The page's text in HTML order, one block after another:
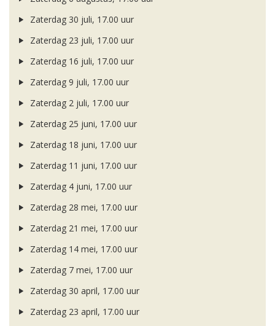
Zaterdag 30 juli, 17.00 uur
Zaterdag 23 juli, 17.00 uur
Zaterdag 16 juli, 17.00 uur
Zaterdag 9 juli, 17.00 uur
Zaterdag 2 juli, 17.00 uur
Zaterdag 25 juni, 17.00 uur
Zaterdag 18 juni, 17.00 uur
Zaterdag 11 juni, 17.00 uur
Zaterdag 4 juni, 17.00 uur
Zaterdag 28 mei, 17.00 uur
Zaterdag 21 mei, 17.00 uur
Zaterdag 14 mei, 17.00 uur
Zaterdag 7 mei, 17.00 uur
Zaterdag 30 april, 17.00 uur
Zaterdag 23 april, 17.00 uur